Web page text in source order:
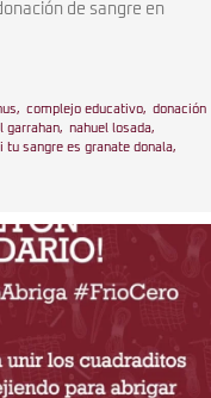
de sangre en
, complejo educativo, donación
garrahan, nahuel losada,
tu sangre es granate donala,